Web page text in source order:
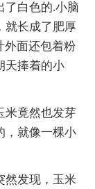
了白色的.小脑
就长成了肥厚
外面还包着粉
天捧着的小
米竟然也发芽
，就像一棵小
然发现，玉米